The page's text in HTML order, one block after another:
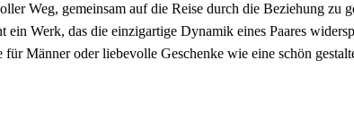
Weg, gemeinsam auf die Reise durch die Beziehung
Werk, das die einzigartige Dynamik eines Paares
Männer oder liebevolle Geschenke wie eine schön